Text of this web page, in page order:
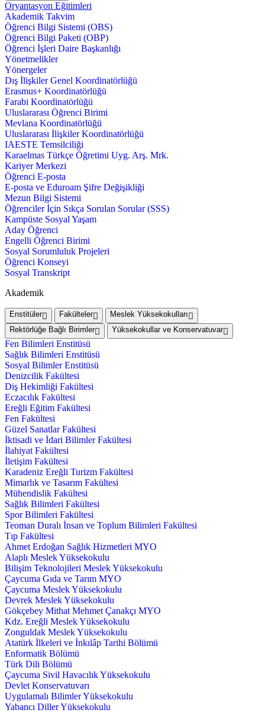
Oryantasyon Eğitimleri
Akademik Takvim
Öğrenci Bilgi Sistemi (OBS)
Öğrenci Bilgi Paketi (OBP)
Öğrenci İşleri Daire Başkanlığı
Yönetmelikler
Yönergeler
Dış İlişkiler Genel Koordinatörlüğü
Erasmus+ Koordinatörlüğü
Farabi Koordinatörlüğü
Uluslararası Öğrenci Birimi
Mevlana Koordinatörlüğü
Uluslararası İlişkiler Koordinatörlüğü
IAESTE Temsilciliği
Karaelmas Türkçe Öğretimi Uyg. Arş. Mrk.
Kariyer Merkezi
Öğrenci E-posta
E-posta ve Eduroam Şifre Değişikliği
Mezun Bilgi Sistemi
Öğrenciler İçin Sıkça Sorulan Sorular (SSS)
Kampüste Sosyal Yaşam
Aday Öğrenci
Engelli Öğrenci Birimi
Sosyal Sorumluluk Projeleri
Öğrenci Konseyi
Sosyal Transkript
Akademik
Enstitüler Fakülteler
Meslek Yüksekokulları
Rektörlüğe Bağlı Birimler
Yüksekokullar ve Konservatuvar
Fen Bilimleri Enstitüsü
Sağlık Bilimleri Enstitüsü
Sosyal Bilimler Enstitüsü
Denizcilik Fakültesi
Diş Hekimliği Fakültesi
Eczacılık Fakültesi
Ereğli Eğitim Fakültesi
Fen Fakültesi
Güzel Sanatlar Fakültesi
İktisadi ve İdari Bilimler Fakültesi
İlahiyat Fakültesi
İletişim Fakültesi
Karadeniz Ereğli Turizm Fakültesi
Mimarlık ve Tasarım Fakültesi
Mühendislik Fakültesi
Sağlık Bilimleri Fakültesi
Spor Bilimleri Fakültesi
Teoman Duralı İnsan ve Toplum Bilimleri Fakültesi
Tıp Fakültesi
Ahmet Erdoğan Sağlık Hizmetleri MYO
Alaplı Meslek Yüksekokulu
Bilişim Teknolojileri Meslek Yüksekokulu
Çaycuma Gıda ve Tarım MYO
Çaycuma Meslek Yüksekokulu
Devrek Meslek Yüksekokulu
Gökçebey Mithat Mehmet Çanakçı MYO
Kdz. Ereğli Meslek Yüksekokulu
Zonguldak Meslek Yüksekokulu
Atatürk İlkeleri ve İnkılâp Tarihi Bölümü
Enformatik Bölümü
Türk Dili Bölümü
Çaycuma Sivil Havacılık Yüksekokulu
Devlet Konservatuvarı
Uygulamalı Bilimler Yüksekokulu
Yabancı Diller Yüksekokulu